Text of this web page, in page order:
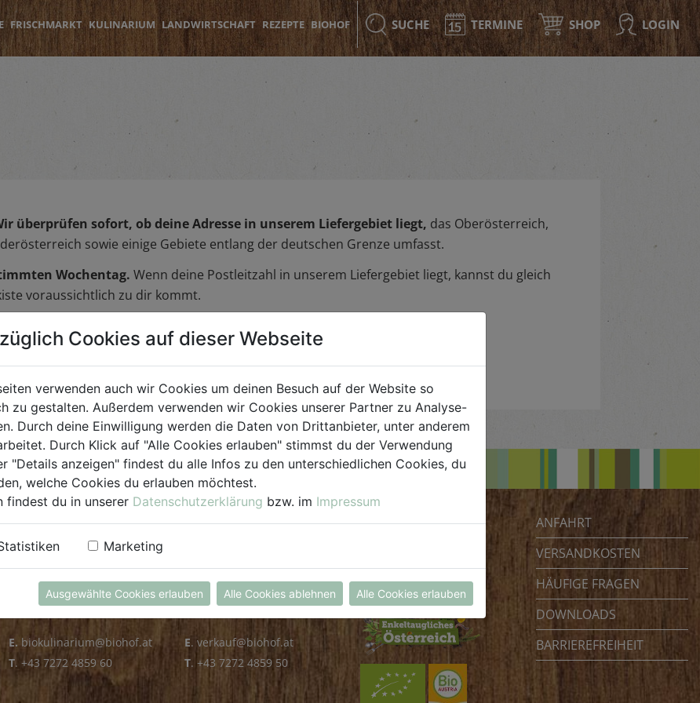
FRISCHMARKT KULINARIUM LANDWIRTSCHAFT REZEPTE BIOHOF SUCHE TERMINE SHOP LOGIN
überprüfen sofort, ob deine Adresse in unserem Liefergebiet liegt, das Oberösterreich,
sowie einige Gebiete entlang der deutschen Grenze umfasst.
Wochentag. Wenn deine Postleitzahl in unserem Liefergebiet liegt, kannst du gleich
voraussichtlich zu dir kommt.
KULINARIUM
Mo - Fr: 8.00 - 14.30 Uhr
E. biokulinarium@biohof.at
T. +43 7272 4859 60
GROSSHANDEL
Mo - Do: 8.00 - 16.00 Uhr
E. verkauf@biohof.at
T. +43 7272 4859 50
Biohof Achleitner
4070 Eferding
Österreich
ANFAHRT
VERSANDKOSTEN
HÄUFIGE FRAGEN
DOWNLOADS
BARRIEREFREIHEIT
Cookies auf dieser Webseite
verwenden auch wir Cookies um deinen Besuch auf der Website so
zu gestalten. Außerdem verwenden wir Cookies unserer Partner zu Analyse-
Durch deine Einwilligung werden die Daten von Drittanbieter, unter anderem
Durch Klick auf "Alle Cookies erlauben" stimmst du der Verwendung
"Details anzeigen" findest du alle Infos zu den unterschiedlichen Cookies, du
welche Cookies du erlauben möchtest.
findest du in unserer Datenschutzerklärung bzw. im Impressum
Marketing
Ausgewählte Cookies erlauben Alle Cookies ablehnen Alle Cookies erlauben